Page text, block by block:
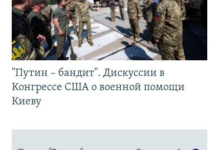
"Путин – бандит". Дискуссии в
Конгрессе США о военной помощи
Киеву